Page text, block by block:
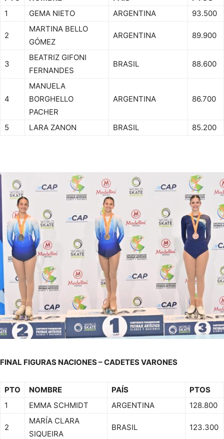
1
GEMA NIETO ARGENTINA 93.500
2
MARTINA BELLO
GÓMEZ
ARGENTINA 89.900
3
BEATRIZ GIFONI
FERNANDES
BRASIL 88.600
4
MANUELA
BORGHELLO
PACHER
ARGENTINA 86.700
5 LARA ZANON BRASIL 85.200
FINAL FIGURAS NACIONES – CADETES VARONES
PTO NOMBRE PAÍS
PTOS
1
EMMA SCHMIDT ARGENTINA 128.800
2
MARÍA CLARA
SIQUEIRA
BRASIL 123.300